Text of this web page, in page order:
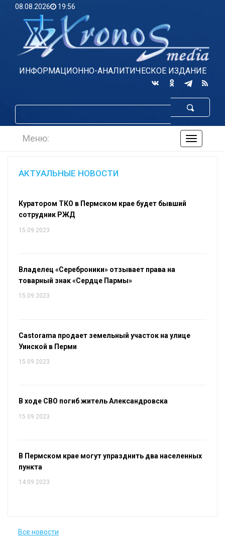
08.08.2026 19:56
ИНФОРМАЦИОННО-АНАЛИТИЧЕСКОЕ ИЗДАНИЕ
по
Меню:
АКТУАЛЬНЫЕ НОВОСТИ
Куратором ТКО в Пермском крае будет бывший
сотрудник РЖД
15.09.2023
Владелец «Сереброники» отзывает права на
товарный знак «Сердце Пармы»
15.09.2023
Castorama продает земельный участок на улице
Уинской в Перми
15.09.2023
В ходе СВО погиб житель Александровска
15.09.2023
В Пермском крае могут упразднить два населенных
пункта
14.09.2023
Все новости